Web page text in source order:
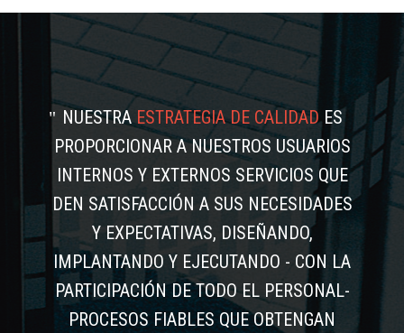
NUESTRAESTRATEGIA DE CALIDADES
PROPORCIONAR A NUESTROS USUARIOS
INTERNOS Y EXTERNOS SERVICIOS QUE
DEN SATISFACCIÓN A SUS NECESIDADES
Y EXPECTATIVAS, DISEÑANDO,
IMPLANTANDO Y EJECUTANDO - CON LA
PARTICIPACIÓN DE TODO EL PERSONAL-
PROCESOS FIABLES QUE OBTENGAN